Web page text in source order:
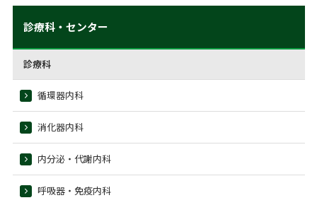
診療科・センター
診療科
循環器内科
消化器内科
内分泌・代謝内科
呼吸器・免疫内科